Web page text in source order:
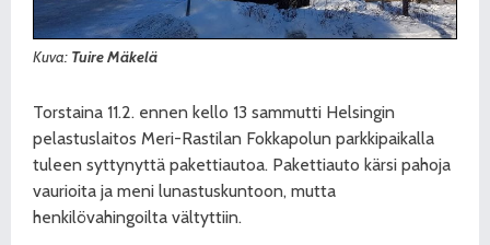
Kuva: Tuire Mäkelä
Torstaina 11.2. ennen kello 13 sammutti Helsingin
pelastuslaitos Meri-Rastilan Fokkapolun parkkipaikalla
tuleen syttynyttä pakettiautoa. Pakettiauto kärsi pahoja
vaurioita ja meni lunastuskuntoon, mutta
henkilövahingoilta vältyttiin.